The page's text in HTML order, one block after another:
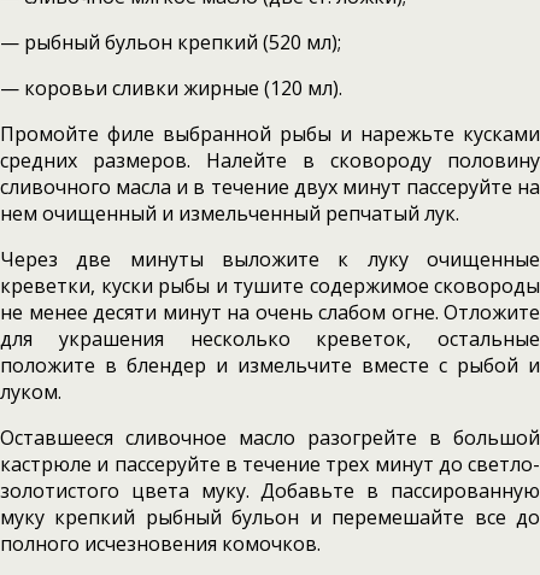
— рыбный бульон крепкий (520 мл);
— коровьи сливки жирные (120 мл).
Промойте филе выбранной рыбы и нарежьте кусками
средних размеров. Налейте в сковороду половину
сливочного масла и в течение двух минут пассеруйте на
нем очищенный и измельченный репчатый лук.
Через две минуты выложите к луку очищенные
креветки, куски рыбы и тушите содержимое сковороды
не менее десяти минут на очень слабом огне. Отложите
для украшения несколько креветок, остальные
положите в блендер и измельчите вместе с рыбой и
луком.
Оставшееся сливочное масло разогрейте в большой
кастрюле и пассеруйте в течение трех минут до светло-
золотистого цвета муку. Добавьте в пассированную
муку крепкий рыбный бульон и перемешайте все до
полного исчезновения комочков.